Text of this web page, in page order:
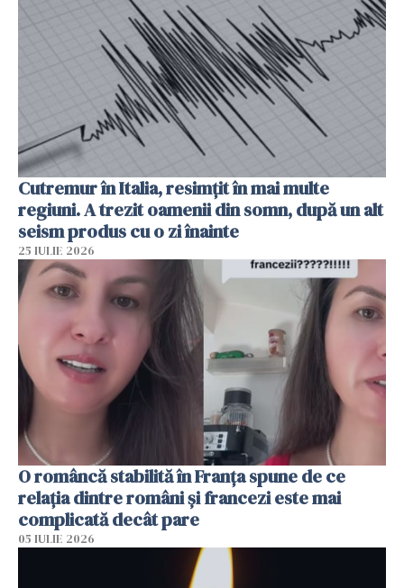
Cutremur în Italia, resimțit în mai multe
regiuni. A trezit oamenii din somn, după un alt
seism produs cu o zi înainte
25 IULIE 2026
O româncă stabilită în Franța spune de ce
relația dintre români și francezi este mai
complicată decât pare
05 IULIE 2026